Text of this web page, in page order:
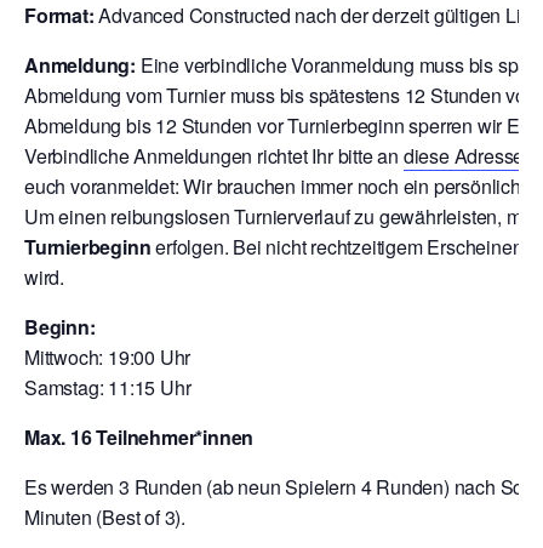
Format:Advanced Constructed nach der derzeit gültigen
Anmeldung: Eine verbindliche Voranmeldung muss bis
Abmeldung vom Turnier muss bis spätestens 12 Stunden
Abmeldung bis 12 Stunden vor Turnierbeginn sperren wir
Verbindliche Anmeldungen richtet Ihr bitte an diese Adresse
euch voranmeldet: Wir brauchen immer noch ein
Um einen reibungslosen Turnierverlauf zu gewährleisten,
Turnierbeginnerfolgen. Bei nicht rechtzeitigem Erscheinen
wird.
Beginn:
Mittwoch: 19:00 Uhr
Samstag: 11:15 Uhr
Max. 16 Teilnehmer*innen
Es werden 3 Runden (ab neun Spielern 4 Runden) nach
Minuten (Best of 3).